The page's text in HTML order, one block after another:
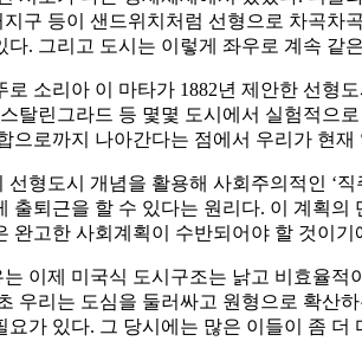
구 등이 샌드위치처럼 선형으로 차곡
. 그리고 도시는 이렇게 좌우로 계속 같
소리아 이 마타가 1882년 제안한 선
탈린그라드 등 몇몇 도시에서 실험적으
으로까지 나아간다는 점에서 우리가 현
형도시 개념을 활용해 사회주의적인 ‘
출퇴근을 할 수 있다는 원리다. 이 계획
완고한 사회계획이 수반되어야 할 것이
이제 미국식 도시구조는 낡고 비효율
우리는 도심을 둘러싸고 원형으로 확산
가 있다. 그 당시에는 많은 이들이 좀 더